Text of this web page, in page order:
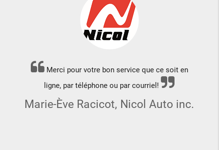
bon service que ce soit en
ou par courriel!
Nicol Auto inc.
toujours une
Mélanie